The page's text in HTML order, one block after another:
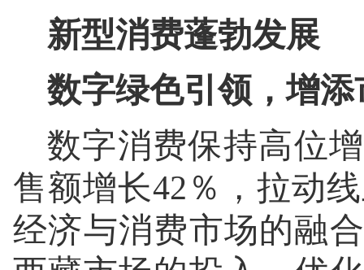
新型消费蓬勃发展
数字绿色引领，增
数字消费保持高位
售额增长42％，拉动
经济与消费市场的融